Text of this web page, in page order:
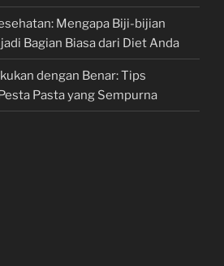
Mengapa Biji-bijian
Bagian Biasa dari Diet Anda
dengan Benar: Tips
Pasta yang Sempurna